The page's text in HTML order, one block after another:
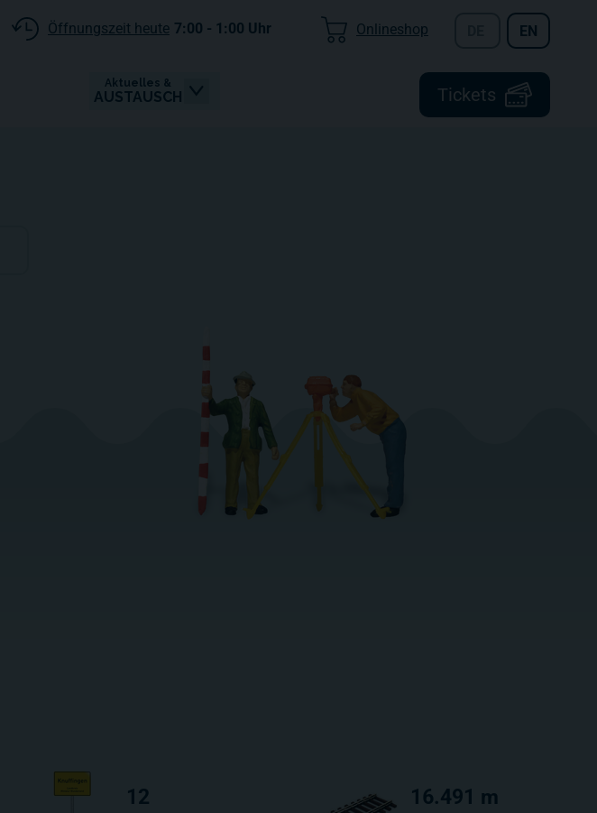
Tickets
Aktuelles &
AUSTAUSCH
Öffnungszeit heute 7:00 - 1:00 Uhr Onlineshop EN
12
16.491 m